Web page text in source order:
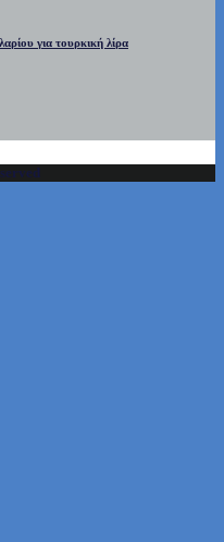
για τουρκική λίρα